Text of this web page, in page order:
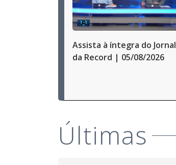
Assista à íntegra do Jornal
da Record | 05/08/2026
Últimas